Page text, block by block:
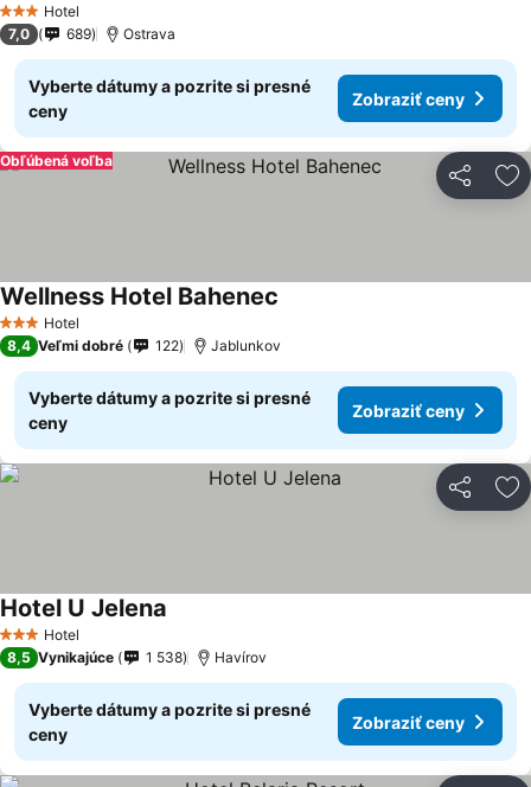
3 Počet hviezdičiek
Hotel
7,0 689 Ostrava
Vyberte dátumy a pozrite si presné
ceny
Zobraziť ceny
Zdieľať
Obľúbená voľba
3 Počet hviezdičiek
Hotel
Wellness Hotel Bahenec
8,4 Veľmi dobré 122 Jablunkov
Vyberte dátumy a pozrite si presné
ceny
Zobraziť ceny
Zdieľať
3 Počet hviezdičiek
Hotel
Hotel U Jelena
8,5 Vynikajúce 1 538 Havírov
Vyberte dátumy a pozrite si presné
ceny
Zobraziť ceny